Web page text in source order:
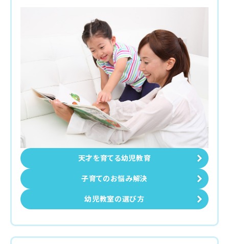
天才を育てる幼児教育
子育てのお悩み解決
幼児教室の選び方